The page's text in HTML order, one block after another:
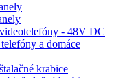
- 48V DC
a domáce
krabice